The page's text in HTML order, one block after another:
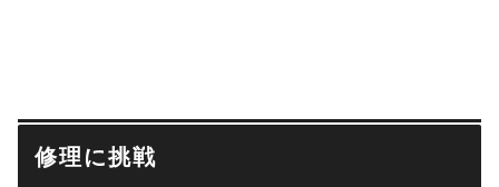
修理に挑戦